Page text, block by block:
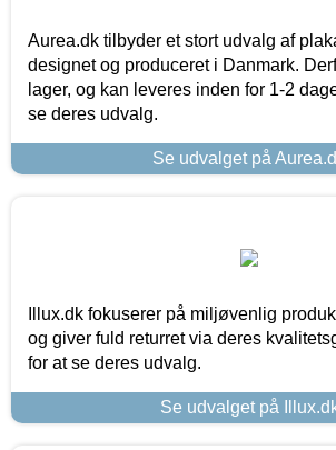
Aurea.dk tilbyder et stort udvalg af
designet og produceret i Danmark.
lager, og kan leveres inden for 1-2
se deres udvalg.
Se udvalget på
Illux.dk fokuserer på miljøvenlig
og giver fuld returret via deres
for at se deres udvalg.
Se udvalget på